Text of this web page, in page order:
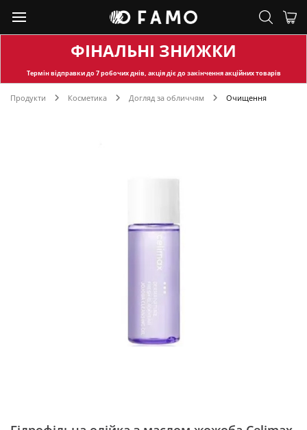
ФІНАЛЬНІ ЗНИЖКИ
Термін відправкидо 7 робочих днів, акція діє до закінчення акційних товарів
Продукти Косметика Догляд за обличчям Очищення